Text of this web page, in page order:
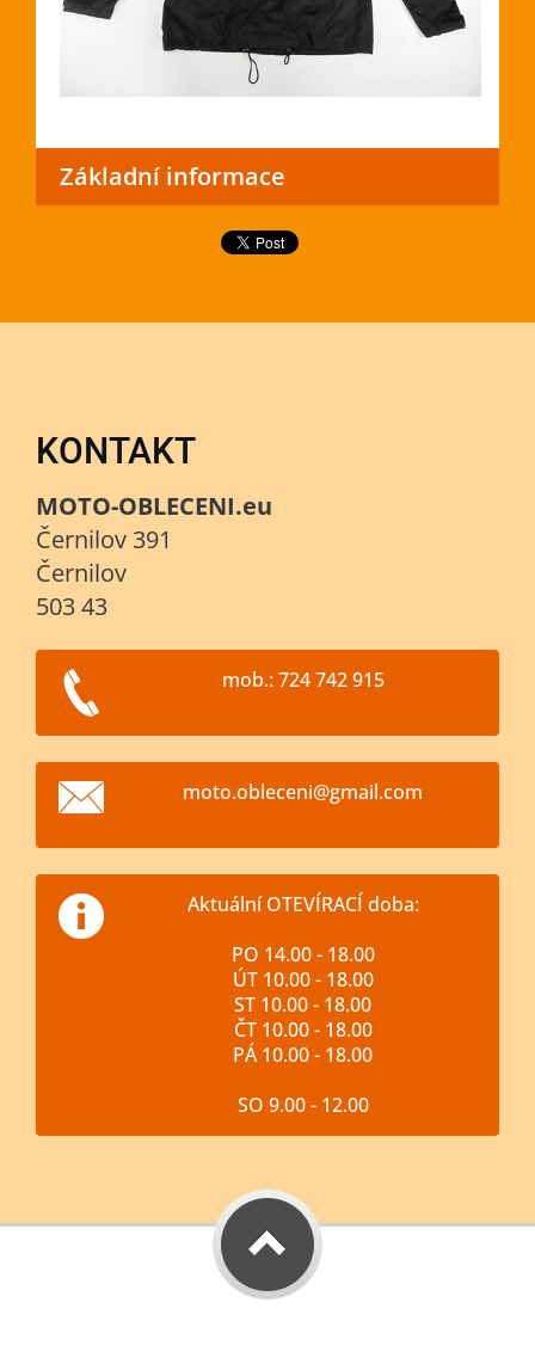
Základní informace
KONTAKT
MOTO-OBLECENI.eu
Černilov 391
Černilov
503 43
mob.: 724 742 915
moto.obleceni@gmail.com
Aktuální OTEVÍRACÍ doba:
PO 14.00 - 18.00
ÚT 10.00 - 18.00
ST 10.00 - 18.00
ČT 10.00 - 18.00
PÁ 10.00 - 18.00
SO 9.00 - 12.00